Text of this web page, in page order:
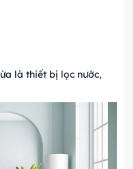
là thiết bị lọc nước,